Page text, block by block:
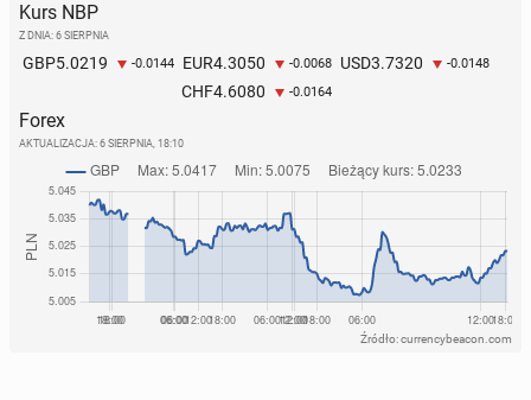
Kurs NBP
Z DNIA: 6 SIERPNIA
GBP5.0219 -0.0144 EUR4.3050 -0.0068 USD3.7320 -0.0148
CHF4.6080 -0.0164
Forex
AKTUALIZACJA: 6 SIERPNIA, 18:10
Źródło: currencybeacon.com